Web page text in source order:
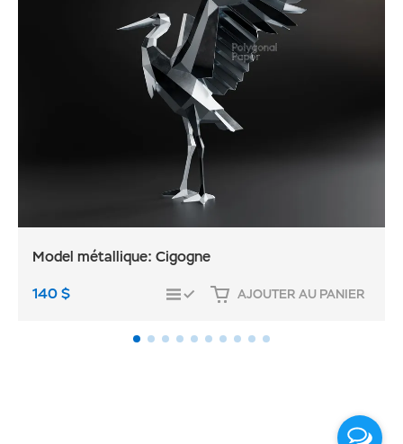
Model métallique: Cigogne
140$ COMPARER AJOUTER AU PANIER